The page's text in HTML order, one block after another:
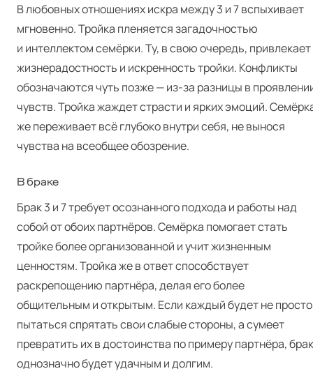
В любовных отношениях искра между 3 и 7 вспыхивает
мгновенно. Тройка пленяется загадочностью
и интеллектом семёрки. Ту, в свою очередь, привлекает
жизнерадостность и искренность тройки. Конфликты
обозначаются чуть позже — из-за разницы в
чувств. Тройка жаждет страсти и ярких эмоций.
же переживает всё глубоко внутри себя, не вынося
чувства на всеобщее обозрение.
В браке
Брак 3 и 7 требует осознанного подхода и работы над
собой от обоих партнёров. Семёрка помогает стать
тройке более организованной и учит жизненным
ценностям. Тройка же в ответ способствует
раскрепощению партнёра, делая его более
общительным и открытым. Если каждый будет не просто
пытаться спрятать свои слабые стороны, а сумеет
превратить их в достоинства по примеру партнёра, брак
однозначно будет удачным и долгим.